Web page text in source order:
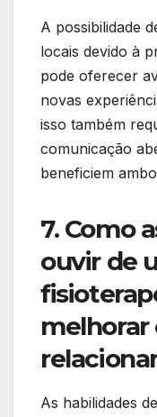
A possibilidade
locais devido à
pode oferecer
novas
isso também
comunicação
beneficiem
7. Como
ouvir de
melhorar
As habilidades